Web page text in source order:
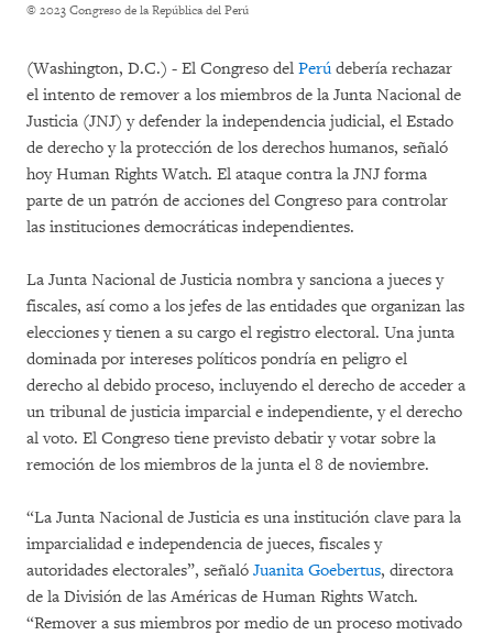
© 2023 Congreso de la República del Perú
(Washington, D.C.) - El Congreso del Perúdebería rechazar
el intento de remover a los miembros de la Junta Nacional de
Justicia (JNJ) y defender la independencia judicial, el Estado
de derecho y la protección de los derechos humanos, señaló
hoy Human Rights Watch. El ataque contra la JNJ forma
parte de un patrón de acciones del Congreso para controlar
las instituciones democráticas independientes.
La Junta Nacional de Justicia nombra y sanciona a jueces y
fiscales, así como a los jefes de las entidades que organizan las
elecciones y tienen a su cargo el registro electoral. Una junta
dominada por intereses políticos pondría en peligro el
derecho al debido proceso, incluyendo el derecho de acceder a
un tribunal de justicia imparcial e independiente, y el derecho
al voto. El Congreso tiene previsto debatir y votar sobre la
remoción de los miembros de la junta el 8 de noviembre.
“La Junta Nacional de Justicia es una institución clave para la
imparcialidad e independencia de jueces, fiscales y
autoridades electorales”, señaló Juanita Goebertus, directora
de la División de las Américas de Human Rights Watch.
“Remover a sus miembros por medio de un proceso motivado